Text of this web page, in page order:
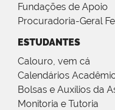
Fundações de Apoio
Procuradoria-Geral
ESTUDANTES
Calouro, vem cá
Calendários
Bolsas e Auxílios da
Monitoria e Tutoria